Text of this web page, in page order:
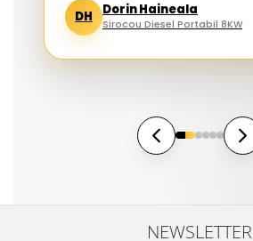
DH Dorin Haineala
Sirocou Diesel Portabil 8KW
NEWSLETTER